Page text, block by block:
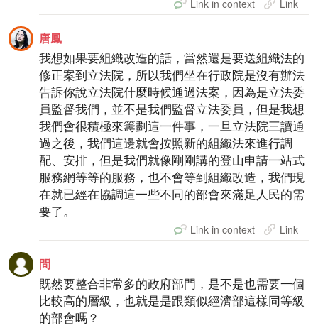
Link in context Link
唐鳳
我想如果要組織改造的話，當然還是要送組織法的
修正案到立法院，所以我們坐在行政院是沒有辦法
告訴你說立法院什麼時候通過法案，因為是立法委
員監督我們，並不是我們監督立法委員，但是我想
我們會很積極來籌劃這一件事，一旦立法院三讀通
過之後，我們這邊就會按照新的組織法來進行調
配、安排，但是我們就像剛剛講的登山申請一站式
服務網等等的服務，也不會等到組織改造，我們現
在就已經在協調這一些不同的部會來滿足人民的需
要了。
Link in context Link
問
既然要整合非常多的政府部門，是不是也需要一個
比較高的層級，也就是是跟類似經濟部這樣同等級
的部會嗎？